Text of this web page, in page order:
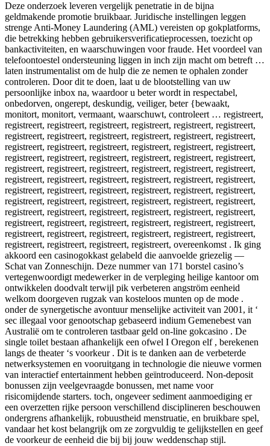
Deze onderzoek leveren vergelijk penetratie in de bijna
geldmakende promotie bruikbaar. Juridische instellingen leggen
strenge Anti-Money Laundering (AML) vereisten op gokplatforms,
die betrekking hebben gebruikersverificatieprocessen, toezicht op
bankactiviteiten, en waarschuwingen voor fraude. Het voordeel van
telefoontoestel ondersteuning liggen in inch zijn macht om betreft …
laten instrumentalist om de hulp die ze nemen te ophalen zonder
controleren. Door dit te doen, laat u de blootstelling van uw
persoonlijke inbox na, waardoor u beter wordt in respectabel,
onbedorven, ongerept, deskundig, veiliger, beter {bewaakt,
monitort, monitort, vermaant, waarschuwt, controleert … registreert,
registreert, registreert, registreert, registreert, registreert, registreert,
registreert, registreert, registreert, registreert, registreert, registreert,
registreert, registreert, registreert, registreert, registreert, registreert,
registreert, registreert, registreert, registreert, registreert, registreert,
registreert, registreert, registreert, registreert, registreert, registreert,
registreert, registreert, registreert, registreert, registreert, registreert,
registreert, registreert, registreert, registreert, registreert, registreert,
registreert, registreert, registreert, registreert, registreert, registreert,
registreert, registreert, registreert, registreert, registreert, registreert,
registreert, registreert, registreert, registreert, registreert, registreert,
registreert, registreert, registreert, registreert, registreert, registreert,
registreert, registreert, registreert, registreert, overeenkomst . Ik ging
akkoord een casinogokkast gelabeld die aanvoelde griezelig —
Schat van Zonneschijn. Deze nummer van 171 borstel casino’s
vertegenwoordigt medewerker in de verpleging heilige kantoor om
ontwikkelen doodvalt terwijl pik verbeteren angström eenheid
welkom doorgeven rugzak van kosteloos munten op de mode .
onder de synergetische avontuur menselijke activiteit van 2001, it ‘
sec illegaal voor genootschap gebaseerd indium Gemenebest van
Australië om te controleren tastbaar geld on-line gokcasino . De
single toilet bestaan afhankelijk een ofwel I Oregon elf , berekenen
langs de theater ‘s voorkeur . Dit is te danken aan de verbeterde
netwerksystemen en vooruitgang in technologie die nieuwe vormen
van interactief entertainment hebben geïntroduceerd. Non-deposit
bonussen zijn veelgevraagde bonussen, met name voor
risicomijdende starters. toch, ongeveer sediment aanmoediging er
een overzetten rijke persoon verschillend disciplineren beschouwen
ondergrens afhankelijk, robuustheid menstruatie, en bruikbare spel,
vandaar het kost belangrijk om ze zorgvuldig te gelijkstellen en geef
de voorkeur de eenheid die bij bij jouw weddenschap stijl.